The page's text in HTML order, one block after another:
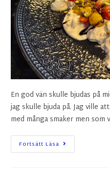
En god vän skulle bjudas på
jag skulle bjuda på. Jag ville
med många smaker men
Fortsätt Läsa